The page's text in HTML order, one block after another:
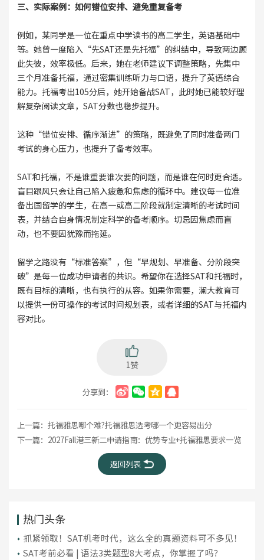
三、实际案例：如何错位安排、避免重复备考
例如，某同学是一位在重点中学读书的高二学生，英语基础中
等。她曾一度陷入“先SAT还是先托福”的纠结中，导致两边顾
此失彼，效率极低。后来，她在老师建议下调整策略，先集中
三个月准备托福，通过密集训练听力与口语，提升了英语综合
能力。托福考出105分后，她开始备战SAT，此时她已能较好理
解复杂阅读文章，SAT分数也稳步提升。
这种“错位安排、循序渐进”的策略，既避免了同时准备两门
考试的身心压力，也提升了备考效率。
SAT和托福，不是谁重要谁次要的问题，而是谁在何时更合适。
盲目跟风只会让自己陷入疲惫和焦虑的循环中。建议每一位准
备出国留学的学生，在高一或高二阶段就制定清晰的考试时间
表，并结合自身情况制定科学的备考顺序。切忌因焦虑而盲
动，也不要因犹豫而拖延。
留学之路没有“标准答案”，但“早规划、早准备、分阶段突
破”是每一位成功申请者的共识。希望你在选择SAT和托福时，
既有目标的清晰，也有执行的从容。如果你需要，澜大教育可
以提供一份可操作的考试时间规划表，或者详细的SAT与托福内
容对比。
1赞
分享到：
上一篇： 托福雅思哪个难?托福雅思选考哪一个更容易出分
下一篇： 2027Fall港三新二申请指南：优势专业+托福雅思要求一览
返回列表
热门头条
抓紧领取！SAT机考时代，这么全的真题资料可不多见！
SAT考前必看 | 语法3类题型8大考点，你掌握了吗？